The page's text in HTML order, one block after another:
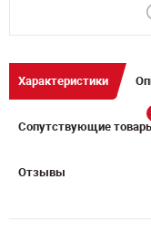
Характеристики
Сопутствующие
Отзывы